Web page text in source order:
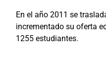
En el año 2011 se
incrementado su oferta
1255 estudiantes.